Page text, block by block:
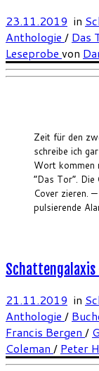
Zeit für den
schreibe ich
Wort kommen
“Das Tor”.
Cover zieren.
pulsierende
23.11.2019 in
Anthologie / Das
Leseprobe von
21.11.2019 in
Anthologie /
Francis Bergen /
Coleman / Peter